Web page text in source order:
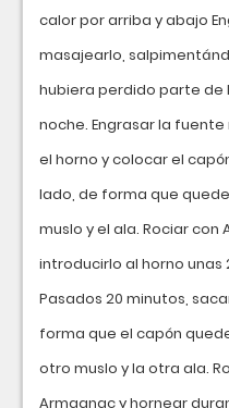
calor por arriba y abajo
masajearlo,
hubiera perdido parte de
noche. Engrasar la
el horno y colocar el
lado, de forma que
muslo y el ala. Rociar con
introducirlo al horno unas
Pasados 20 minutos,
forma que el capón
otro muslo y la otra ala.
Armagnac y hornear